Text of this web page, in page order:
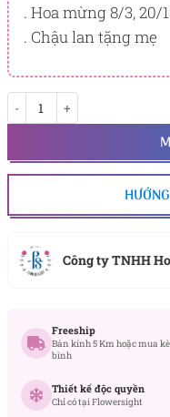
. Hoa mừng 8/3, 20/
. Chậu lan tặng mẹ
Công ty TNHH
Freeship
Bán kính 5 Km hoặc mua
bình
Thiết kế độc quyền
Chỉ có tại Flowersight